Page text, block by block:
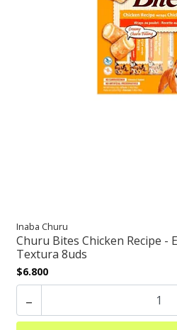
Inaba Churu
Churu Bites Chicken Recipe -
Textura 8uds
$6.800
-